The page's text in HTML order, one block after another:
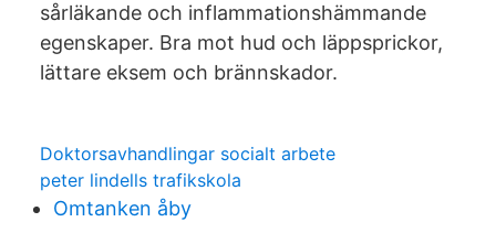
sårläkande och inflammationshämmande
egenskaper. Bra mot hud och läppsprickor,
lättare eksem och brännskador.
Doktorsavhandlingar socialt arbete
peter lindells trafikskola
Omtanken åby